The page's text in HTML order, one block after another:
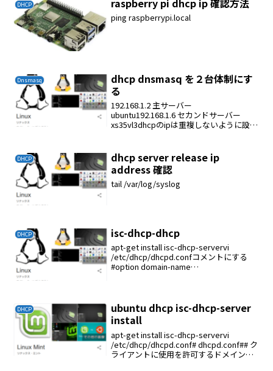
DHCP
ping raspberrypi.local
Dnsmasq
dhcp dnsmasq を２台体制にす
る
192.168.1.2 主サーバー
ubuntu192.168.1.6 セカンドサーバー
xs35vl3dhcpのipは重複しないように設定
DHCP
dhcp server release ip
address 確認
tail /var/log/syslog
DHCP isc-dhcp-dhcp
apt-get install isc-dhcp-servervi
/etc/dhcp/dhcpd.confコメントにする
#option domain-name
DHCP
ubuntu dhcp isc-dhcp-server
install
apt-get install isc-dhcp-servervi
/etc/dhcp/dhcpd.conf# dhcpd.conf## ク
ライアントに使用を許可するドメインの